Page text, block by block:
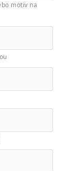
motiv na